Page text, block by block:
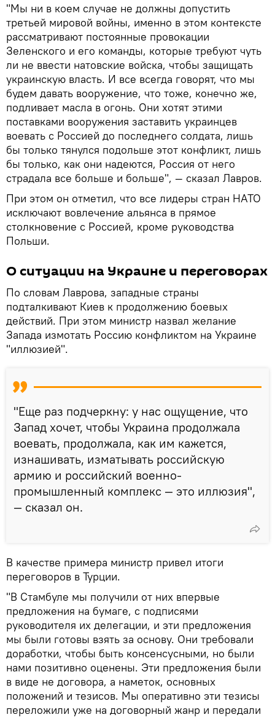
"Мы ни в коем случае не должны допустить
третьей мировой войны, именно в этом контексте
рассматривают постоянные провокации
Зеленского и его команды, которые требуют чуть
ли не ввести натовские войска, чтобы защищать
украинскую власть. И все всегда говорят, что мы
будем давать вооружение, что тоже, конечно же,
подливает масла в огонь. Они хотят этими
поставками вооружения заставить украинцев
воевать с Россией до последнего солдата, лишь
бы только тянулся подольше этот конфликт, лишь
бы только, как они надеются, Россия от него
страдала все больше и больше", — сказал Лавров.
При этом он отметил, что все лидеры стран НАТО
исключают вовлечение альянса в прямое
столкновение с Россией, кроме руководства
Польши.
О ситуации на Украине и переговорах
По словам Лаврова, западные страны
подталкивают Киев к продолжению боевых
действий. При этом министр назвал желание
Запада измотать Россию конфликтом на Украине
"иллюзией".
"Еще раз подчеркну: у нас ощущение, что
Запад хочет, чтобы Украина продолжала
воевать, продолжала, как им кажется,
изнашивать, изматывать российскую
армию и российский военно-
промышленный комплекс — это иллюзия",
— сказал он.
В качестве примера министр привел итоги
переговоров в Турции.
"В Стамбуле мы получили от них впервые
предложения на бумаге, с подписями
руководителя их делегации, и эти предложения
мы были готовы взять за основу. Они требовали
доработки, чтобы быть консенсусными, но были
нами позитивно оценены. Эти предложения были
в виде не договора, а наметок, основных
положений и тезисов. Мы оперативно эти тезисы
переложили уже на договорный жанр и передали